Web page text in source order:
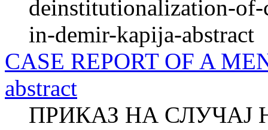
deinstitutionalization-
in-demir-kapija-abstract
CASE REPORT OF A
abstract
ПРИКАЗ НА